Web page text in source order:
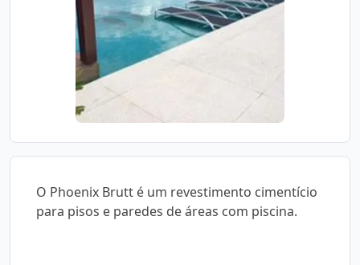
O Phoenix Brutt é um revestimento cimentício
para pisos e paredes de áreas com piscina.